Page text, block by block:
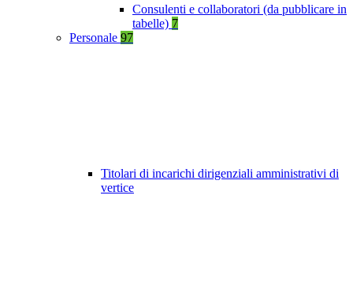
Consulenti e collaboratori (da pubblicare in
tabelle) 7
Personale 97
Titolari di incarichi dirigenziali amministrativi di
vertice